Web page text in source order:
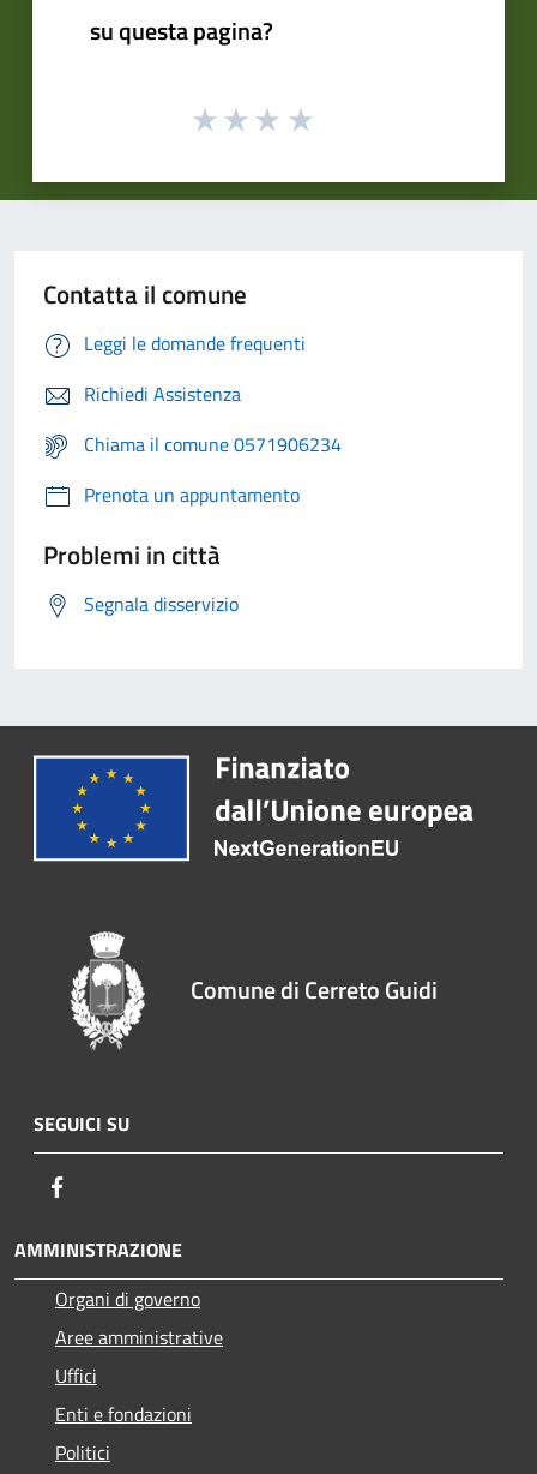
su questa pagina?
Contatta il comune
Leggi le domande frequenti
Richiedi Assistenza
Chiama il comune 0571906234
Prenota un appuntamento
Problemi in città
Segnala disservizio
Comune di Cerreto Guidi
SEGUICI SU
AMMINISTRAZIONE
Organi di governo
Aree amministrative
Uffici
Enti e fondazioni
Politici